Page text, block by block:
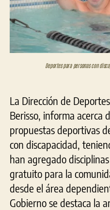
Deportes para personas con
La Dirección de
Berisso, informa acerca
propuestas deportivas
con discapacidad,
han agregado
gratuito para la
desde el área
Gobierno se destaca la